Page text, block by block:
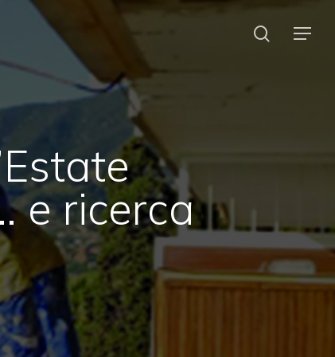
search
Menu
e ricerca